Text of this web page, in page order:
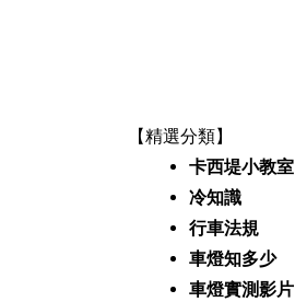
【精選分類】
卡西堤小教室
冷知識
行車法規
車燈知多少
車燈實測影片